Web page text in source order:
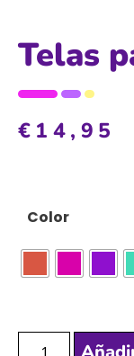
Telas
€ 14,95
Color